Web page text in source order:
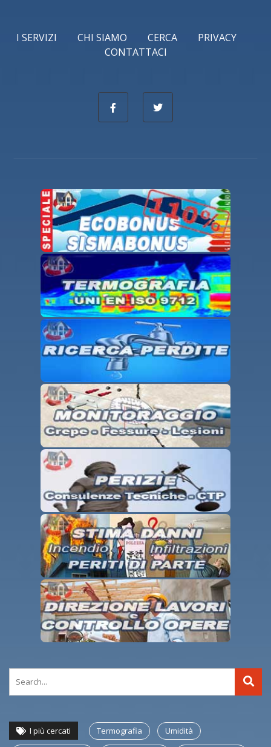
I SERVIZI CHI SIAMO CERCA
PRIVACY
CONTATTACI
I più cercati Termografia Umidità